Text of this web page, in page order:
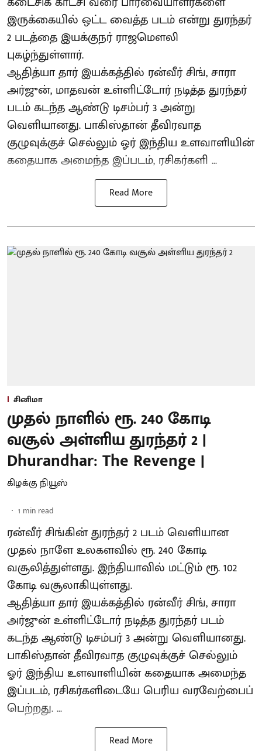
இருக்கையில் ஒட்ட வைத்த படம் என்று துரந்தர்
2 படத்தை இயக்குநர் ராஜமௌலி
புகழ்ந்துள்ளார்.
ஆதித்யா தார் இயக்கத்தில் ரன்வீர் சிங், சாரா
அர்ஜுன், மாதவன் உள்ளிட்டோர் நடித்த துரந்தர்
படம் கடந்த ஆண்டு டிசம்பர் 3 அன்று
வெளியானது. பாகிஸ்தான் தீவிரவாத
குழுவுக்குச் செல்லும் ஓர் இந்திய உளவாளியின்
கதையாக அமைந்த இப்படம், ரசிகர்களி ...
Read More
சினிமா
முதல் நாளில் ரூ. 240 கோடி
வசூல் அள்ளிய துரந்தர் 2 |
Dhurandhar: The Revenge |
கிழக்கு நியூஸ்
1 min read
ரன்வீர் சிங்கின் துரந்தர் 2 படம் வெளியான
முதல் நாளே உலகளவில் ரூ. 240 கோடி
வசூலித்துள்ளது. இந்தியாவில் மட்டும் ரூ. 102
கோடி வசூலாகியுள்ளது.
ஆதித்யா தார் இயக்கத்தில் ரன்வீர் சிங், சாரா
அர்ஜுன் உள்ளிட்டோர் நடித்த துரந்தர் படம்
கடந்த ஆண்டு டிசம்பர் 3 அன்று வெளியானது.
பாகிஸ்தான் தீவிரவாத குழுவுக்குச் செல்லும்
ஓர் இந்திய உளவாளியின் கதையாக அமைந்த
இப்படம், ரசிகர்களிடையே பெரிய வரவேற்பைப்
பெற்றது. ...
Read More